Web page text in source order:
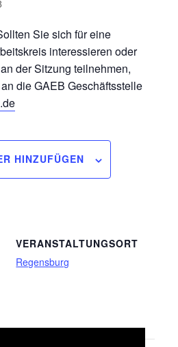
Sie sich für eine
interessieren oder
der Sitzung teilnehmen,
die GAEB Geschäftsstelle
HINZUFÜGEN
VERANSTALTUNGSORT
Regensburg